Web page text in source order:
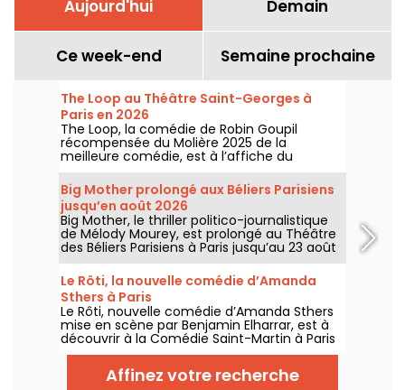
Aujourd'hui Demain
Ce week-end Semaine prochaine
The Loop au Théâtre Saint-Georges à
Paris en 2026
The Loop, la comédie de Robin Goupil
récompensée du Molière 2025 de la
meilleure comédie, est à l’affiche du
Théâtre Saint-Georges à Paris jusqu’au 15
novembre 2026.
Big Mother prolongé aux Béliers Parisiens
jusqu’en août 2026
Big Mother, le thriller politico-journalistique
de Mélody Mourey, est prolongé au Théâtre
des Béliers Parisiens à Paris jusqu’au 23 août
2026, avec des représentations du mardi au
dimanche.
Le Rôti, la nouvelle comédie d’Amanda
Sthers à Paris
Le Rôti, nouvelle comédie d’Amanda Sthers
mise en scène par Benjamin Elharrar, est à
découvrir à la Comédie Saint-Martin à Paris
jusqu’au 15 octobre 2026.
Affinez votre recherche